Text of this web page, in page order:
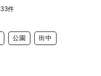
33件
公園 街中